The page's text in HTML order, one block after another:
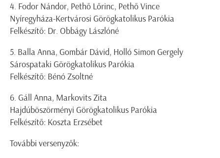
4. Fodor Nándor, Pethő Lőrinc, Pethő Vince
Nyíregyháza-Kertvárosi Görögkatolikus Parókia
Felkészítő: Dr. Obbágy Lászlóné
5. Balla Anna, Gombár Dávid, Holló Simon Gergely
Sárospataki Görögkatolikus Parókia
Felkészítő: Bénó Zsoltné
6. Gáll Anna, Markovits Zita
Hajdúböszörményi Görögkatolikus Parókia
Felkészítő: Koszta Erzsébet
További versenyzők: